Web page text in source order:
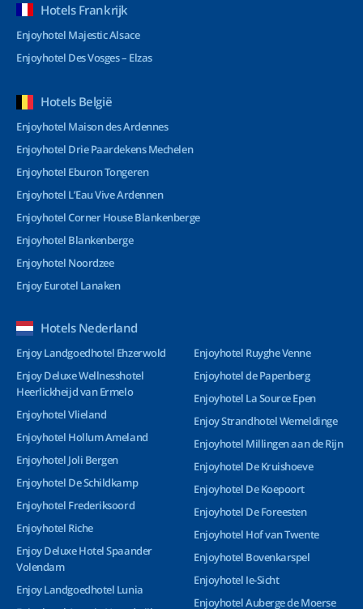
Hotels Frankrijk
Enjoyhotel Majestic Alsace
Enjoyhotel Des Vosges – Elzas
Hotels België
Enjoyhotel Maison des Ardennes
Enjoyhotel Drie Paardekens Mechelen
Enjoyhotel Eburon Tongeren
Enjoyhotel L’Eau Vive Ardennen
Enjoyhotel Corner House Blankenberge
Enjoyhotel Blankenberge
Enjoyhotel Noordzee
Enjoy Eurotel Lanaken
Hotels Nederland
Enjoy Landgoedhotel Ehzerwold
Enjoy Deluxe Wellnesshotel
Heerlickheijd van Ermelo
Enjoyhotel Vlieland
Enjoyhotel Hollum Ameland
Enjoyhotel Joli Bergen
Enjoyhotel De Schildkamp
Enjoyhotel Frederiksoord
Enjoyhotel Riche
Enjoy Deluxe Hotel Spaander
Volendam
Enjoy Landgoedhotel Lunia
Enjoyhotel Ruyghe Venne
Enjoyhotel de Papenberg
Enjoyhotel La Source Epen
Enjoy Strandhotel Wemeldinge
Enjoyhotel Millingen aan de Rijn
Enjoyhotel De Kruishoeve
Enjoyhotel De Koepoort
Enjoyhotel De Foreesten
Enjoyhotel Hof van Twente
Enjoyhotel Bovenkarspel
Enjoyhotel Ie-Sicht
Enjoyhotel Auberge de Moerse